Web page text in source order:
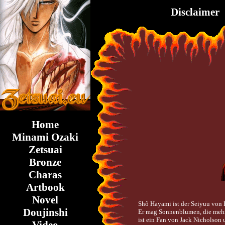
Home
Minami Ozaki
Zetsuai
Bronze
Charas
Artbook
Novel
Doujinshi
Disclaimer
Shô Hayami ist der Seiyuu von
Er mag Sonnenblumen, die
ist ein Fan von Jack Nicholson